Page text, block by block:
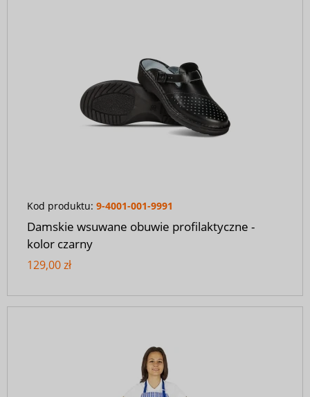
Kod produktu: 9-4001-001-9991
Damskie wsuwane obuwie profilaktyczne -
kolor czarny
129,00 zł